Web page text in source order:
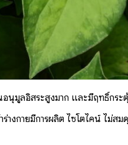
มูลอิสระสูงมาก และมีฤทธิ์กร
กายมีการผลิต ไซโตไคน์ ไม่ส